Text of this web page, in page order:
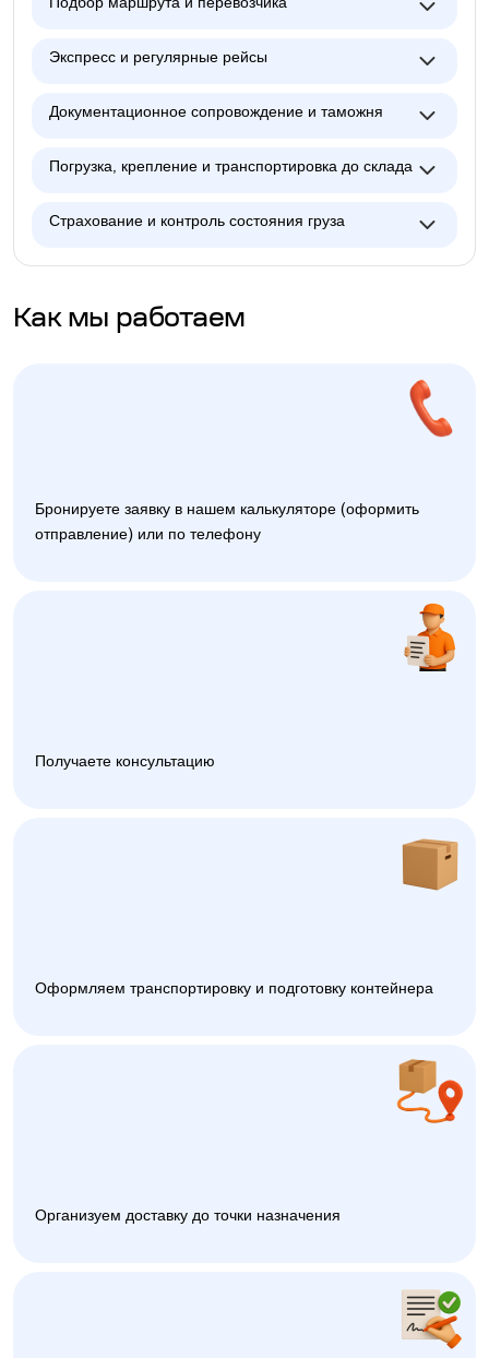
Экспресс и регулярные рейсы
Документационное сопровождение и таможня
Погрузка, крепление и транспортировка до склада
Страхование и контроль состояния груза
Как мы работаем
Бронируете заявку в нашем калькуляторе (оформить
отправление) или по телефону
Получаете консультацию
Оформляем транспортировку и подготовку контейнера
Организуем доставку до точки назначения